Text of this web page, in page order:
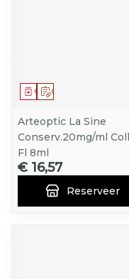
Op voorschrift
Geneesmiddel
Arteoptic La Sine
Conserv.20mg/ml
Fl 8ml
€ 16,57
Reserveer